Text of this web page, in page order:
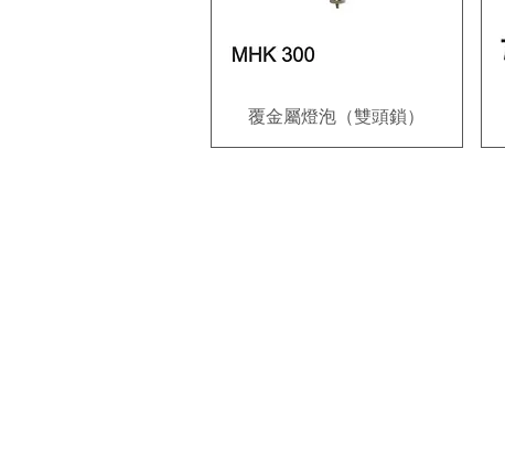
快速瀏覽
覆金屬燈泡（雙頭鎖）